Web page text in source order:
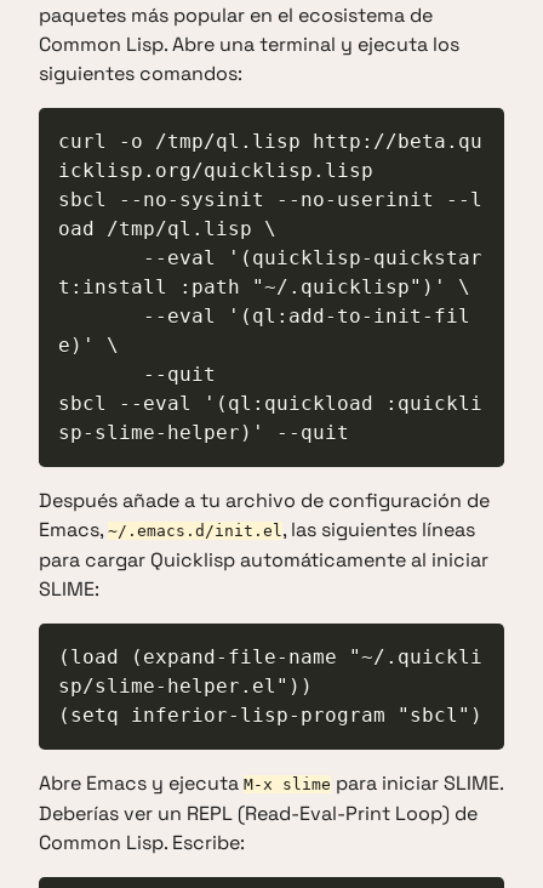
paquetes más popular en el ecosistema de
Common Lisp. Abre una terminal y ejecuta los
siguientes comandos:
curl -o /tmp/ql.lisp http://beta.qu
icklisp.org/quicklisp.lisp
sbcl --no-sysinit --no-userinit --l
oad /tmp/ql.lisp \
t:install :path "~/.quicklisp")' \
e)' \
sbcl --eval '(ql:quickload :quickli
sp-slime-helper)' --quit
Después añade a tu archivo de configuración de
Emacs, ~/.emacs.d/init.el , las siguientes líneas
para cargar Quicklisp automáticamente al iniciar
SLIME:
(load (expand-file-name "~/.quickli
sp/slime-helper.el"))
(setq inferior-lisp-program "sbcl")
Abre Emacs y ejecuta M-x slime para iniciar SLIME.
Deberías ver un REPL (Read-Eval-Print Loop) de
Common Lisp. Escribe: